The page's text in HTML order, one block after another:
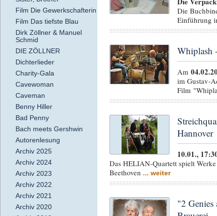
Film Die Gewerkschafterin
Film Das tiefste Blau
Dirk Zöllner & Manuel
Schmid
DIE ZÖLLNER
Dichterlieder
Charity-Gala
Cavewoman
Caveman
Benny Hiller
Bad Penny
Bach meets Gershwin
Autorenlesung
Archiv 2025
Archiv 2024
Archiv 2023
Archiv 2022
Archiv 2021
Archiv 2020
Die
Einführung
Whiplash
Am
im Gustav-
Film
Hannover
10.01.,
Das HELIAN-Quartett spielt
Beethoven ... weiter
"2 Genies